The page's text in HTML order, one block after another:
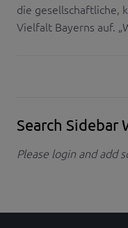
die gesellschaftliche,
Vielfalt Bayerns auf.
Search Sidebar
Please login and add